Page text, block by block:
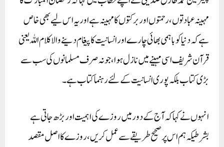
مہینہ عبادتوں، رحمتوں اور برکتوں کا مہینہ ہے اور یہ اس لیے بھی خاص
ہے کہ دنیا کو باہمی بھائی چارے اور انسانیت کا پیغام دینے والا کلام اللہ یعنی
قرآن شریف اسی مہینے میں نازل ہوا، جو نہ صرف مسلمانوں کی سب سے
بڑی کتاب بلکہ پوری انسانیت کے لئے رہنما کتاب ہے۔
انہوں نے کہا کہ آج کے دور میں روزے کی اہمیت اور بڑھ جاتی ہے
بشرطیکہ ہم اس پر صحیح طریقے سے عمل کریں، روزے کا اصل مقصد